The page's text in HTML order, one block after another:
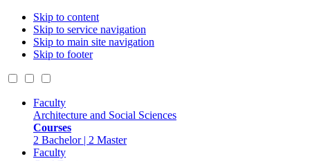
Skip to content
Skip to service navigation
Skip to main site navigation
Skip to footer
Faculty
Architecture and Social Sciences
Courses
2 Bachelor | 2 Master
Faculty